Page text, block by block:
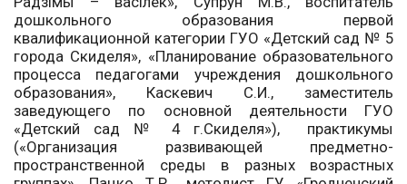
дошкольного образования первой
квалификационной категории ГУО «Детский сад № 5
города Скиделя», «Планирование образовательного
процесса педагогами учреждения дошкольного
образования», Каскевич С.И., заместитель
заведующего по основной деятельности ГУО
«Детский сад № 4 г.Скиделя»), практикумы
(«Организация развивающей предметно-
пространственной среды в разных возрастных